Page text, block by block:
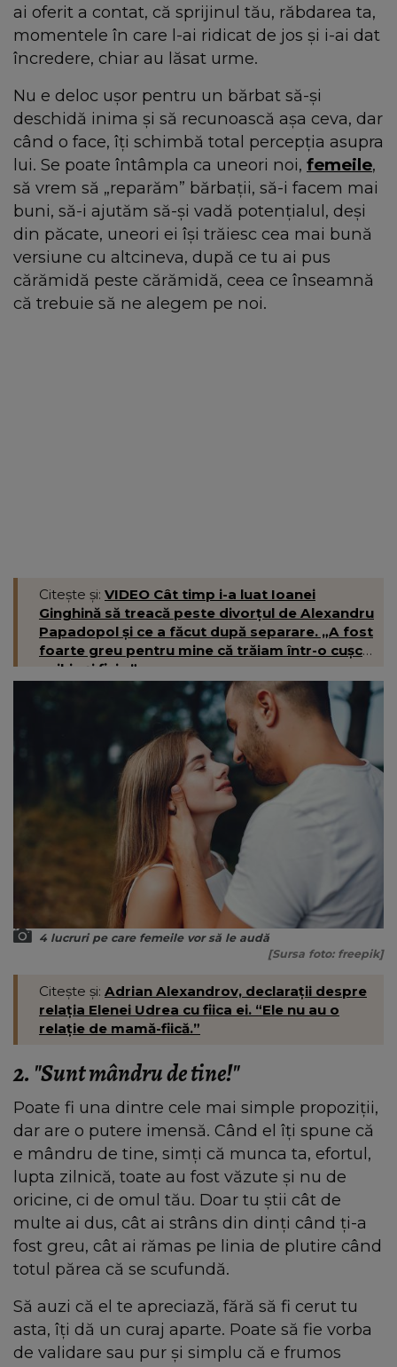
ai oferit a contat, că sprijinul tău, răbdarea ta,
momentele în care l-ai ridicat de jos și i-ai dat
încredere, chiar au lăsat urme.
Nu e deloc ușor pentru un bărbat să-și
deschidă inima și să recunoască așa ceva, dar
când o face, îți schimbă total percepția asupra
lui. Se poate întâmpla ca uneori noi, femeile,
să vrem să „reparăm” bărbații, să-i facem mai
buni, să-i ajutăm să-și vadă potențialul, deși
din păcate, uneori ei își trăiesc cea mai bună
versiune cu altcineva, după ce tu ai pus
cărămidă peste cărămidă, ceea ce înseamnă
că trebuie să ne alegem pe noi.
Citește și: VIDEO Cât timp i-a luat Ioanei
Ginghină să treacă peste divorțul de Alexandru
Papadopol și ce a făcut după separare. „A fost
foarte greu pentru mine că trăiam într-o cușcă
psihic și fizic.”
4 lucruri pe care femeile vor să le audă
[Sursa foto: freepik]
Citește și: Adrian Alexandrov, declarații despre
relația Elenei Udrea cu fiica ei. “Ele nu au o
relație de mamă-fiică.”
2. "Sunt mândru de tine!"
Poate fi una dintre cele mai simple propoziții,
dar are o putere imensă. Când el îți spune că
e mândru de tine, simți că munca ta, efortul,
lupta zilnică, toate au fost văzute și nu de
oricine, ci de omul tău. Doar tu știi cât de
multe ai dus, cât ai strâns din dinți când ți-a
fost greu, cât ai rămas pe linia de plutire când
totul părea că se scufundă.
Să auzi că el te apreciază, fără să fi cerut tu
asta, îți dă un curaj aparte. Poate să fie vorba
de validare sau pur și simplu că e frumos